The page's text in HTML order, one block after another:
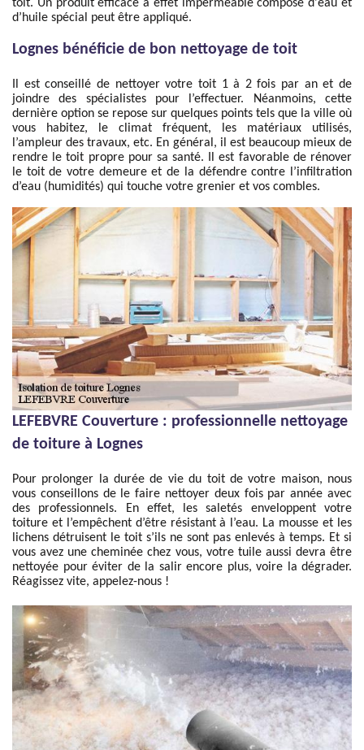
toit. Un produit efficace à effet imperméable composé d'eau et
d’huile spécial peut être appliqué.
Lognes bénéficie de bon nettoyage de toit
Il est conseillé de nettoyer votre toit 1 à 2 fois par an et de
joindre des spécialistes pour l’effectuer. Néanmoins, cette
dernière option se repose sur quelques points tels que la ville où
vous habitez, le climat fréquent, les matériaux utilisés,
l’ampleur des travaux, etc. En général, il est beaucoup mieux de
rendre le toit propre pour sa santé. Il est favorable de rénover
le toit de votre demeure et de la défendre contre l’infiltration
d’eau (humidités) qui touche votre grenier et vos combles.
LEFEBVRE Couverture : professionnelle nettoyage
de toiture à Lognes
Pour prolonger la durée de vie du toit de votre maison, nous
vous conseillons de le faire nettoyer deux fois par année avec
des professionnels. En effet, les saletés enveloppent votre
toiture et l’empêchent d’être résistant à l’eau. La mousse et les
lichens détruisent le toit s’ils ne sont pas enlevés à temps. Et si
vous avez une cheminée chez vous, votre tuile aussi devra être
nettoyée pour éviter de la salir encore plus, voire la dégrader.
Réagissez vite, appelez-nous !